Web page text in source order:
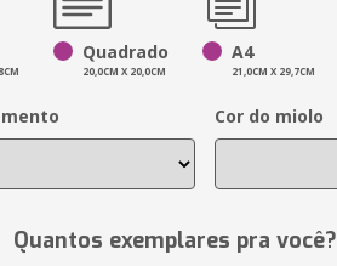
Quadrado
20,0CM X 20,0CM
A4
21,0CM X 29,7CM
Cor do miolo
Quantos exemplares pra você?